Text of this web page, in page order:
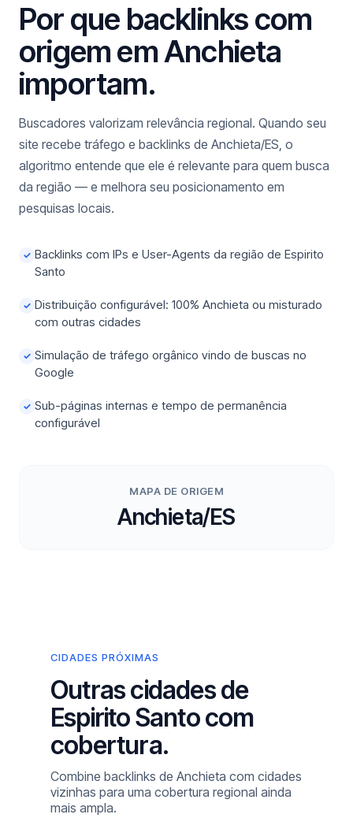
Por que backlinks com
origem em Anchieta
importam.
Buscadores valorizam relevância regional. Quando seu
site recebe tráfego e backlinks de Anchieta/ES, o
algoritmo entende que ele é relevante para quem busca
da região — e melhora seu posicionamento em
pesquisas locais.
✓ Backlinks com IPs e User-Agents da região de Espirito
Santo
✓ Distribuição configurável: 100% Anchieta ou misturado
com outras cidades
✓ Simulação de tráfego orgânico vindo de buscas no
Google
✓ Sub-páginas internas e tempo de permanência
configurável
MAPA DE ORIGEM
Anchieta/ES
CIDADES PRÓXIMAS
Outras cidades de
Espirito Santo com
cobertura.
Combine backlinks de Anchieta com cidades
vizinhas para uma cobertura regional ainda
mais ampla.